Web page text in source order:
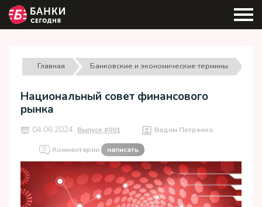
Главная Банковские и экономические термины
Национальный совет финансового
рынка
04.06.2024, Выпуск #091 Вадим Петренко
Комментарии написать